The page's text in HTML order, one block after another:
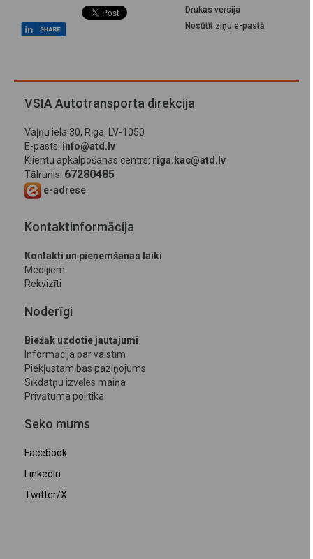
Drukas versija
Nosūtīt ziņu e-pastā
VSIA Autotransporta direkcija
Vaļņu iela 30, Rīga, LV-1050
E-pasts: info@atd.lv
Klientu apkalpošanas centrs: riga.kac@atd.lv
Tālrunis: 67280485
e-adrese
Kontaktinformācija
Kontakti un pieņemšanas laiki
Medijiem
Rekvizīti
Noderīgi
Biežāk uzdotie jautājumi
Informācija par valstīm
Piekļūstamības paziņojums
Sīkdatņu izvēles maiņa
Privātuma politika
Seko mums
Facebook
LinkedIn
Twitter/X